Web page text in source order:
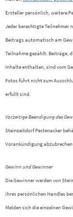
Ersteller persönlich, weitere
Jeder berechtigte Teilnehmer
Beitrags automatisch am
Teilnahme gezählt. Beiträge,
Inhalte enthalten, sind vom
Fotos führt nicht zum
erfüllt sind.
Vorzeitige Beendigung des
Steinzeitdorf Pestenacker
Vorankündigung abzubrechen
Gewinn und Gewinner
Die Gewinner werden von
ihres persönlichen Handles
Melden sich die einzelnen